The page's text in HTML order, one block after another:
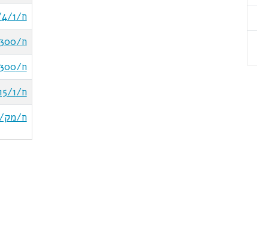
ח/4/1/ד
ח/1/300/א
ח/300
ח/15/1
ח/מק/60